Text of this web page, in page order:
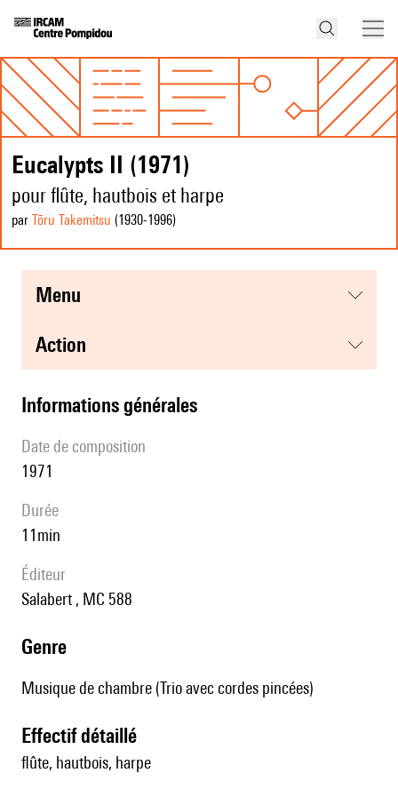
Eucalypts II (1971)
pour flûte, hautbois et harpe
par Tōru Takemitsu (1930-1996)
menu
action
informations générales
date de composition
1971
durée
11min
éditeur
Salabert , MC 588
genre
Musique de chambre (Trio avec cordes pincées)
effectif détaillé
flûte, hautbois, harpe